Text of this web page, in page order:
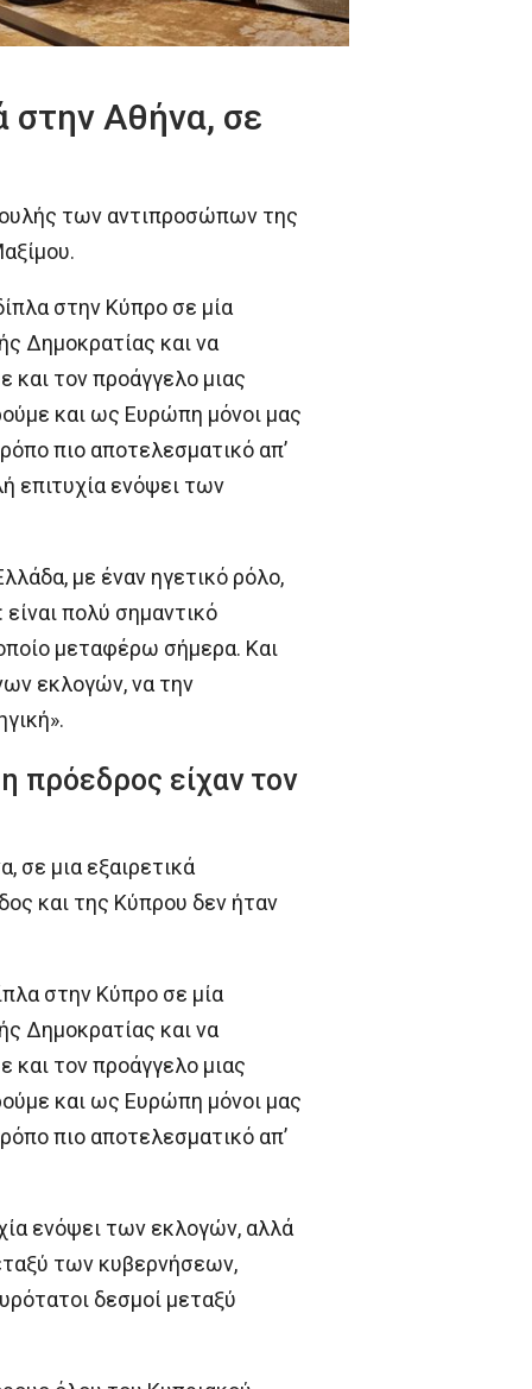
στην Αθήνα, σε
των αντιπροσώπων της
στην Κύπρο σε μία
Δημοκρατίας και να
και τον προάγγελο μιας
και ως Ευρώπη μόνοι μας
πιο αποτελεσματικό απ’
επιτυχία ενόψει των
με έναν ηγετικό ρόλο,
πολύ σημαντικό
μεταφέρω σήμερα. Και
εκλογών, να την
πρόεδρος είχαν τον
σε μια εξαιρετικά
και της Κύπρου δεν ήταν
στην Κύπρο σε μία
Δημοκρατίας και να
και τον προάγγελο μιας
και ως Ευρώπη μόνοι μας
πιο αποτελεσματικό απ’
ενόψει των εκλογών, αλλά
των κυβερνήσεων,
δεσμοί μεταξύ